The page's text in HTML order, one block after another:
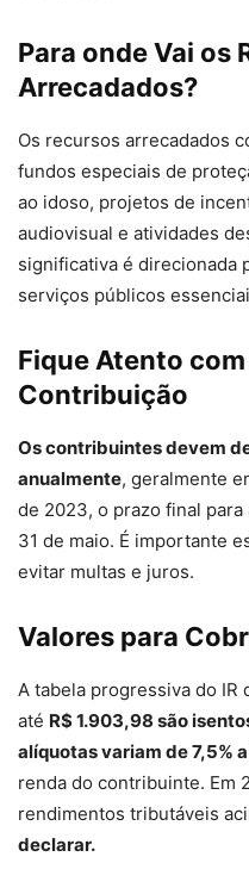
Para onde Vai os
Arrecadados?
Os recursos arrecadados
fundos especiais de
ao idoso, projetos de
audiovisual e atividades
significativa é direcionada
serviços públicos
Fique Atento
Contribuição
Os contribuintes devem
anualmente, geralmente
de 2023, o prazo final
31 de maio. É importante
evitar multas e juros.
Valores para
A tabela progressiva do
até R$ 1.903,98 são
alíquotas variam de 7,5% a
renda do contribuinte. Em
rendimentos tributáveis
declarar.